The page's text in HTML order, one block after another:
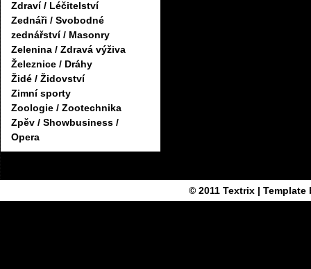
Zdraví / Léčitelství
Zednáři / Svobodné
zednářství / Masonry
Zelenina / Zdravá výživa
Železnice / Dráhy
Židé / Židovství
Zimní sporty
Zoologie / Zootechnika
Zpěv / Showbusiness /
Opera
© 2011 Textrix| Template